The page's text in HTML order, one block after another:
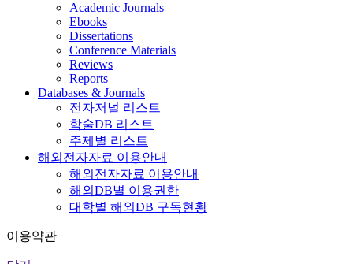
Academic Journals
Ebooks
Dissertations
Conference Materials
Reviews
Reports
Databases & Journals
전자저널 리스트
학술DB 리스트
주제별 리스트
해외전자자료 이용안내
해외전자자료 이용안내
해외DB별 이용권한
대학별 해외DB 구독현황
이용약관